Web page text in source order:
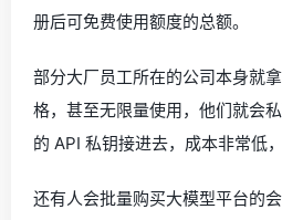
册后可免费使用额度的总额。
部分大厂员工所在的公司本身就
格，甚至无限量使用，他们就会
的 API 私钥接进去，成本非常低
还有人会批量购买大模型平台的